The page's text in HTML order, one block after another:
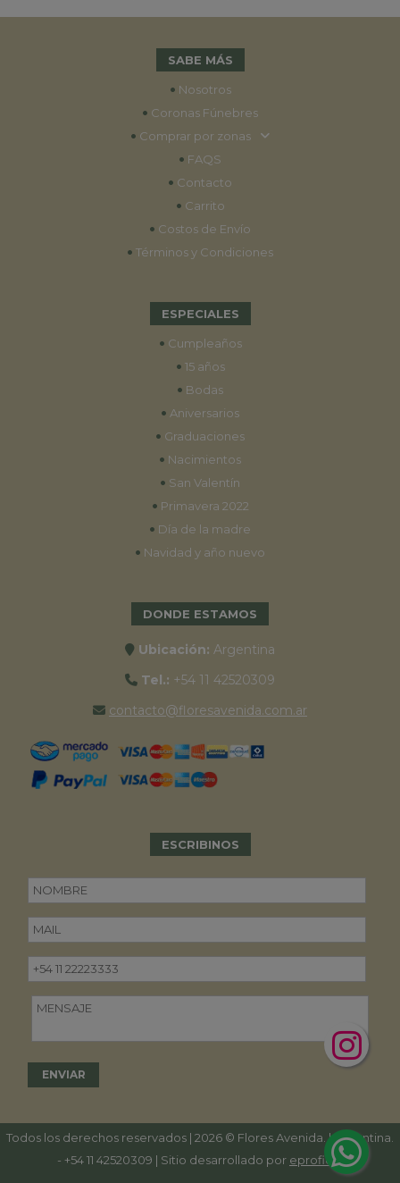
SABE MÁS
• Nosotros
• Coronas Fúnebres
• Comprar por zonas
• FAQS
• Contacto
• Carrito
• Costos de Envío
• Términos y Condiciones
ESPECIALES
• Cumpleaños
• 15 años
• Bodas
• Aniversarios
• Graduaciones
• Nacimientos
• San Valentín
• Primavera 2022
• Día de la madre
• Navidad y año nuevo
DONDE ESTAMOS
Ubicación: Argentina
Tel.: +54 11 42520309
contacto@floresavenida.com.ar
ESCRIBINOS
Todos los derechos reservados | 2026 © Flores Avenida. | Argentina.
- +54 11 42520309 | Sitio desarrollado por eproficio